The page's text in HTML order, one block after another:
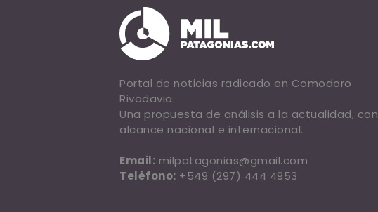
Portal de noticias radicado en Comodoro
Rivadavia.
Una propuesta de análisis a la actualidad, con
alcance nacional e internacional.
Email: milpatagonias@gmail.com
Teléfono: +549 (297) 444 4953